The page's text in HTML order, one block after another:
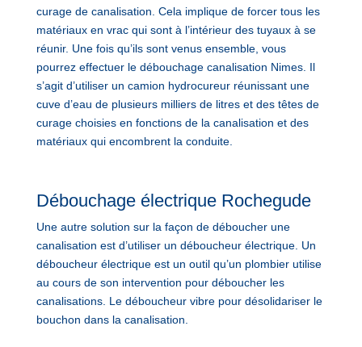
curage de canalisation. Cela implique de forcer tous les
matériaux en vrac qui sont à l’intérieur des tuyaux à se
réunir. Une fois qu’ils sont venus ensemble, vous
pourrez effectuer le débouchage canalisation Nimes. Il
s’agit d’utiliser un camion hydrocureur réunissant une
cuve d’eau de plusieurs milliers de litres et des têtes de
curage choisies en fonctions de la canalisation et des
matériaux qui encombrent la conduite.
Débouchage électrique Rochegude
Une autre solution sur la façon de déboucher une
canalisation est d’utiliser un déboucheur électrique. Un
déboucheur électrique est un outil qu’un plombier utilise
au cours de son intervention pour déboucher les
canalisations. Le déboucheur vibre pour désolidariser le
bouchon dans la canalisation.